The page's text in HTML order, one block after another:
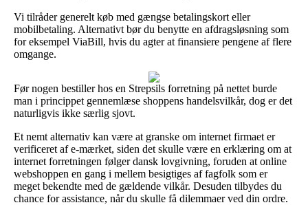
Vi tilråder generelt køb med gængse betalingskort eller
mobilbetaling. Alternativt bør du benytte en afdragsløsning som
for eksempel ViaBill, hvis du agter at finansiere pengene af flere
omgange.
Før nogen bestiller hos en Strepsils forretning på nettet burde
man i princippet gennemlæse shoppens handelsvilkår, dog er det
naturligvis ikke særlig sjovt.
Et nemt alternativ kan være at granske om internet firmaet er
verificeret af e-mærket, siden det skulle være en erklæring om at
internet forretningen følger dansk lovgivning, foruden at online
webshoppen en gang i mellem besigtiges af fagfolk som er
meget bekendte med de gældende vilkår. Desuden tilbydes du
chance for assistance, når du skulle få dilemmaer ved din ordre.